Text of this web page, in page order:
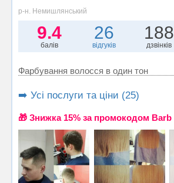
р-н. Немишлянський
9.4
балів
26
відгуків
188
дзвінків
Фарбування волосся в один тон
➡️ Усі послуги та ціни (25)
🎁 Знижка 15% за промокодом Barb